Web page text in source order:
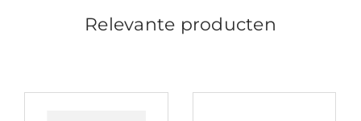
Relevante producten